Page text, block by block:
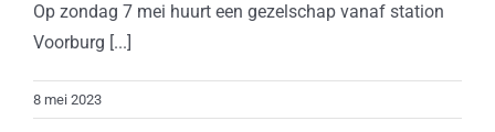
Op zondag 7 mei huurt een gezelschap vanaf station
Voorburg [...]
8 mei 2023